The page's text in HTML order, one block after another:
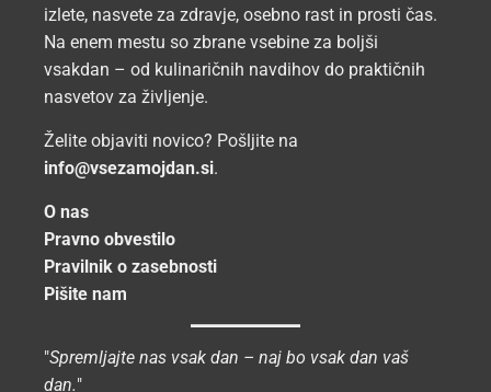
izlete, nasvete za zdravje, osebno rast in prosti čas.
Na enem mestu so zbrane vsebine za boljši
vsakdan – od kulinaričnih navdihov do praktičnih
nasvetov za življenje.
Želite objaviti novico? Pošljite na
info@vsezamojdan.si.
O nas
Pravno obvestilo
Pravilnik o zasebnosti
Pišite nam
"Spremljajte nas vsak dan – naj bo vsak dan vaš
dan."